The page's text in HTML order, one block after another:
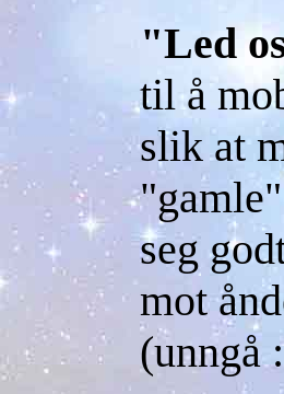
"Led
til å
slik at
seg
mot
(unngå